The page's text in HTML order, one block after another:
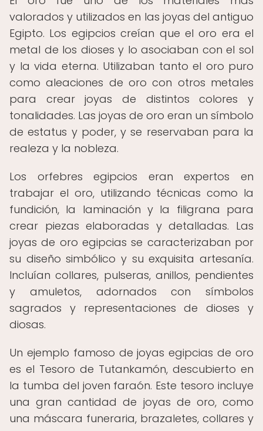
valorados y utilizados en las joyas del antiguo
Egipto. Los egipcios creían que el oro era el
metal de los dioses y lo asociaban con el sol
y la vida eterna. Utilizaban tanto el oro puro
como aleaciones de oro con otros metales
para crear joyas de distintos colores y
tonalidades. Las joyas de oro eran un símbolo
de estatus y poder, y se reservaban para la
realeza y la nobleza.
Los orfebres egipcios eran expertos en
trabajar el oro, utilizando técnicas como la
fundición, la laminación y la filigrana para
crear piezas elaboradas y detalladas. Las
joyas de oro egipcias se caracterizaban por
su diseño simbólico y su exquisita artesanía.
Incluían collares, pulseras, anillos, pendientes
y amuletos, adornados con símbolos
sagrados y representaciones de dioses y
diosas.
Un ejemplo famoso de joyas egipcias de oro
es el Tesoro de Tutankamón, descubierto en
la tumba del joven faraón. Este tesoro incluye
una gran cantidad de joyas de oro, como
una máscara funeraria, brazaletes, collares y